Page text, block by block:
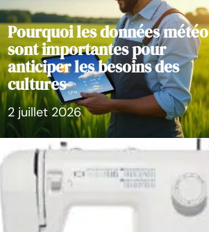
Pourquoi les données météo
sont importantes pour
anticiper les besoins des
cultures
2 juillet 2026